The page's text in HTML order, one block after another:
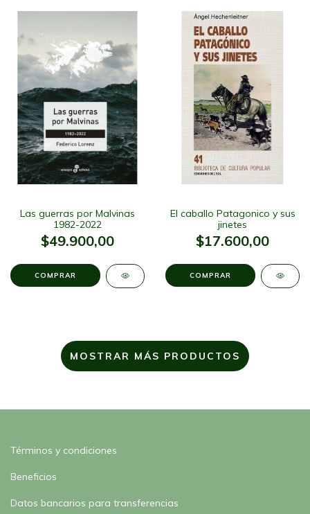
Las guerras por Malvinas
1982-2022
$49.900,00
El caballo Patagonico y sus
jinetes
$17.600,00
MOSTRAR MÁS PRODUCTOS
Términos y condiciones
Beneficios
Datos bancarios para transferencias